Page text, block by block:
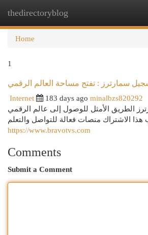
thedirectoryblog
Home
1
سمارترز : تفتح مساحة العالم الرقمي
Internet
183 days ago minalbzs820292
الطريق الأمثل للوصول إلى عالم الرقمي
الاشتراك منصات فعالة للتواصل والتعلم
https://www.bravotvs.com
Comments
Submit a Comment